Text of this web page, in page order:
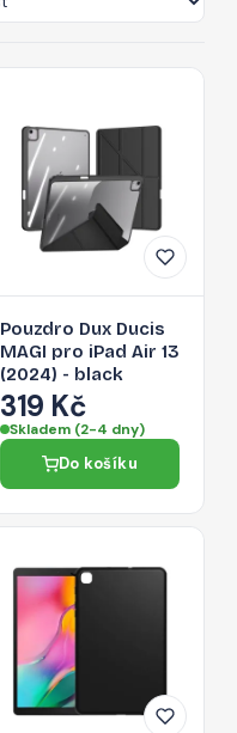
Pouzdro Dux Ducis
MAGI pro iPad Air 13
(2024) - black
319 Kč
Skladem (2-4 dny)
Do košíku